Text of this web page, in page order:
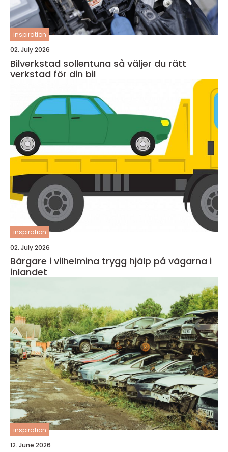
inspiration
02. July 2026
Bilverkstad sollentuna så väljer du rätt
verkstad för din bil
inspiration
02. July 2026
Bärgare i vilhelmina trygg hjälp på vägarna i
inlandet
inspiration
12. June 2026